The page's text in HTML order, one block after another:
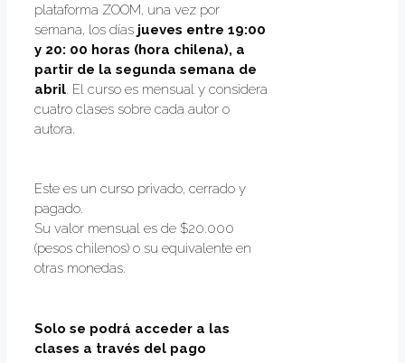
plataforma ZOOM, una vez por
semana, los días jueves entre 19:00
y 20: 00 horas (hora chilena), a
partir de la segunda semana de
abril. El curso es mensual y considera
cuatro clases sobre cada autor o
autora.
Este es un curso privado, cerrado y
pagado.
Su valor mensual es de $20.000
(pesos chilenos) o su equivalente en
otras monedas.
Solo se podrá acceder a las
clases a través del pago